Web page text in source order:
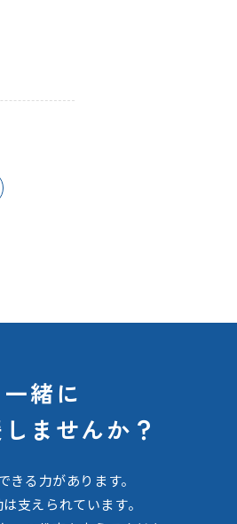
緒に
ませんか？
る力があります。
支えられています。